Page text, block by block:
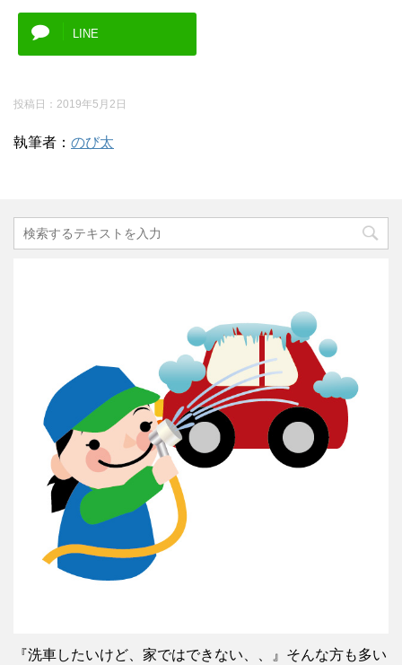
LINE
投稿日： 2019年5月2日
執筆者： のび太
『洗車したいけど、家ではできない、、』そんな方も多い